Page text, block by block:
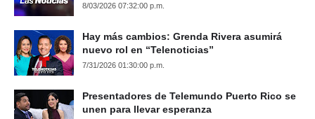
8/03/2026 07:32:00 p.m.
Hay más cambios: Grenda Rivera asumirá
nuevo rol en “Telenoticias”
7/31/2026 01:30:00 p.m.
Presentadores de Telemundo Puerto Rico se
unen para llevar esperanza